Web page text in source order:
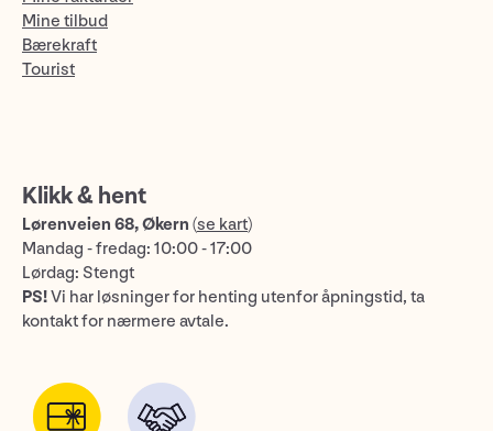
Mine tilbud
Bærekraft
Tourist
Klikk & hent
Lørenveien 68, Økern (se kart)
Mandag - fredag: 10:00 - 17:00
Lørdag: Stengt
PS!Vi har løsninger for henting utenfor åpningstid, ta
kontakt for nærmere avtale.